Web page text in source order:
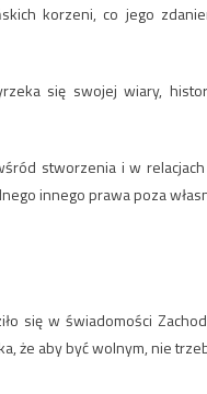
korzeni, co jego
się swojej wiary,
stworzenia i w
innego prawa poza
się w świadomości
że aby być wolnym, nie